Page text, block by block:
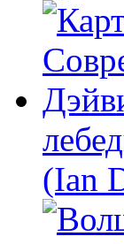
(Ian